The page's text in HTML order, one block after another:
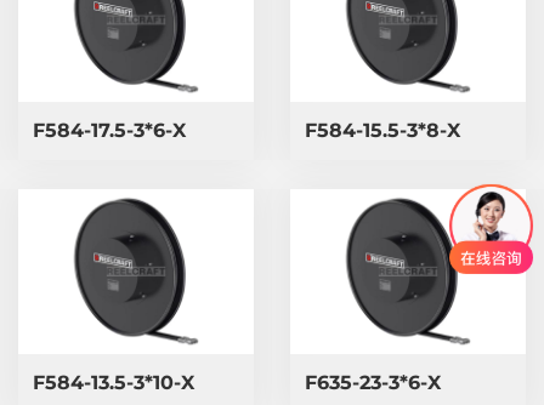
F584-17.5-3*6-X F584-15.5-3*8-X
F584-13.5-3*10-X F635-23-3*6-X